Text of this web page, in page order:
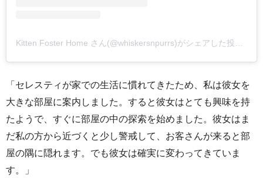
Kitten Foster Home さん(@whiskersnpurrs)がシェアした投稿
「セレスティが家での生活に慣れてきたため、私は彼女を
大きな部屋に案内しました。すると彼女はとても興味を持
たようで、すぐに部屋の中の探索を始めました。彼女はま
だ私の方から近づくと少し警戒して、お客さんが来ると部
屋の隅に隠れます。でも彼女は確実に変わってきていま
す。」